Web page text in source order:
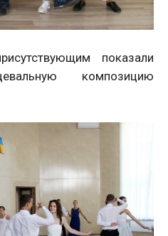
показали
композицию